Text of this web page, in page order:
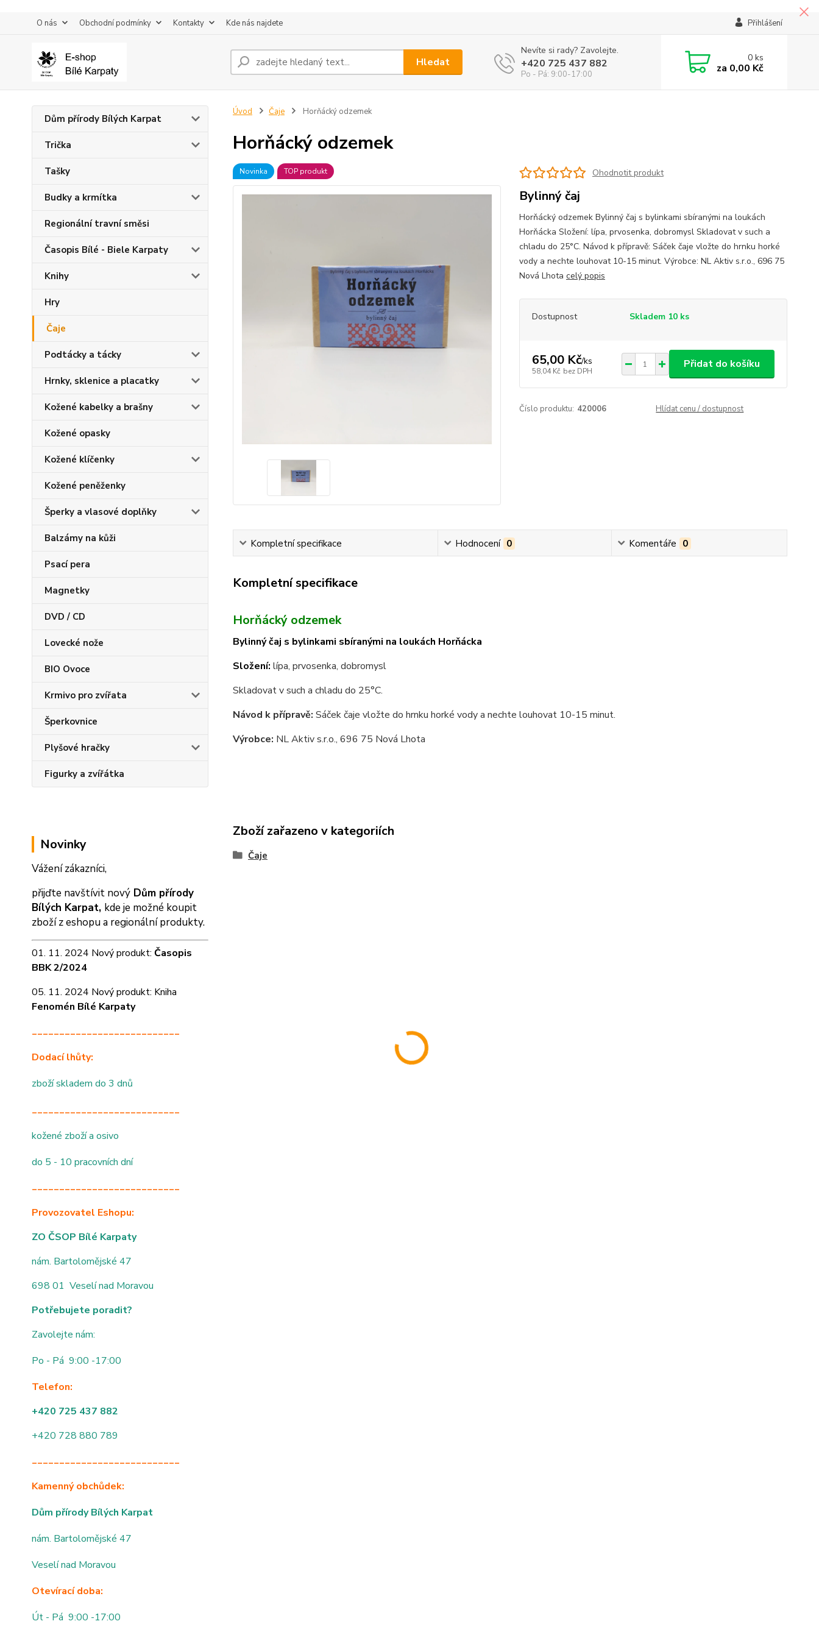
O nás Obchodní podmínky Kontakty Kde nás najdete Přihlášení
Hledat
Nevíte si rady? Zavolejte.
+420 725 437 882
Po - Pá: 9:00-17:00
0ks
za 0,00 Kč
Dům přírody Bílých Karpat
Trička
Tašky
Budky a krmítka
Regionální travní směsi
Časopis Bílé - Biele Karpaty
Knihy
Hry
Čaje
Podtácky a tácky
Hrnky, sklenice a placatky
Kožené kabelky a brašny
Kožené opasky
Kožené klíčenky
Kožené peněženky
Šperky a vlasové doplňky
Balzámy na kůži
Psací pera
Magnetky
DVD / CD
Lovecké nože
BIO Ovoce
Krmivo pro zvířata
Šperkovnice
Plyšové hračky
Figurky a zvířátka
Novinky
Vážení zákazníci,
přijďte navštívit nový Dům přírody
Bílých Karpat, kde je možné koupit
zboží z eshopu a regionální produkty.
01. 11. 2024 Nový produkt: Časopis
BBK 2/2024
05. 11. 2024 Nový produkt: Kniha
Fenomén Bílé Karpaty
___________________________
Dodací lhůty:
zboží skladem do 3 dnů
___________________________
kožené zboží a osivo
do 5 - 10 pracovních dní
___________________________
Provozovatel Eshopu:
ZO ČSOP Bílé Karpaty
nám. Bartolomějské 47
698 01 Veselí nad Moravou
Potřebujete poradit?
Zavolejte nám:
Po - Pá 9:00 -17:00
Telefon:
+420 725 437 882
+420 728 880 789
___________________________
Kamenný obchůdek:
Dům přírody Bílých Karpat
nám. Bartolomějské 47
Veselí nad Moravou
Otevírací doba:
Út - Pá 9:00 -17:00
Úvod Čaje Horňácký odzemek
Horňácký odzemek
Novinka TOP produkt Ohodnotit produkt
Bylinný čaj
Horňácký odzemek Bylinný čaj s bylinkami sbíranými na loukách
Horňácka Složení: lípa, prvosenka, dobromysl Skladovat v such a
chladu do 25°C. Návod k přípravě: Sáček čaje vložte do hrnku horké
vody a nechte louhovat 10-15 minut. Výrobce: NL Aktiv s.r.o., 696 75
Nová Lhota celý popis
Dostupnost Skladem 10 ks
65,00 Kč/ks
58,04 Kč bez DPH
Přidat do košíku
Číslo produktu: 420006 Hlídat cenu / dostupnost
Kompletní specifikace Hodnocení 0 Komentáře 0
Kompletní specifikace
Horňácký odzemek
Bylinný čaj s bylinkami sbíranými na loukách Horňácka
Složení: lípa, prvosenka, dobromysl
Skladovat v such a chladu do 25°C.
Návod k přípravě: Sáček čaje vložte do hrnku horké vody a nechte louhovat 10-15 minut.
Výrobce: NL Aktiv s.r.o., 696 75 Nová Lhota
Zboží zařazeno v kategoriích
Čaje